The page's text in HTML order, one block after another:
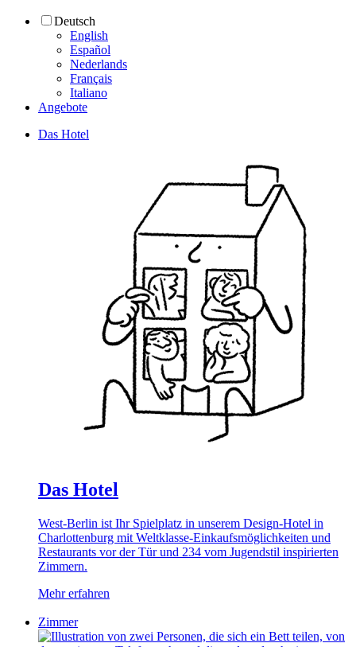
Deutsch
English
Español
Nederlands
Français
Italiano
Angebote
Das Hotel
Das Hotel
West-Berlin ist Ihr Spielplatz in unserem Design-Hotel in
Charlottenburg mit Weltklasse-Einkaufsmöglichkeiten und
Restaurants vor der Tür und 234 vom Jugendstil inspirierten
Zimmern.
Mehr erfahren
Zimmer